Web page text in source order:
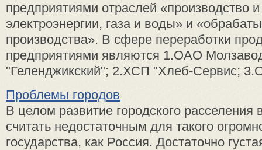
предприятиями отраслей «производство
электроэнергии, газа и воды» и
производства». В сфере переработки
предприятиями являются 1.ОАО
"Геленджикский"; 2.ХСП "Хлеб-Сервис;
Проблемы городов
В целом развитие городского расселения
считать недостаточным для такого
государства, как Россия. Достаточно